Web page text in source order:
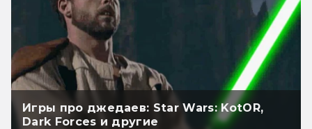
Игры про джедаев: Star Wars: KotOR,
Dark Forces и другие